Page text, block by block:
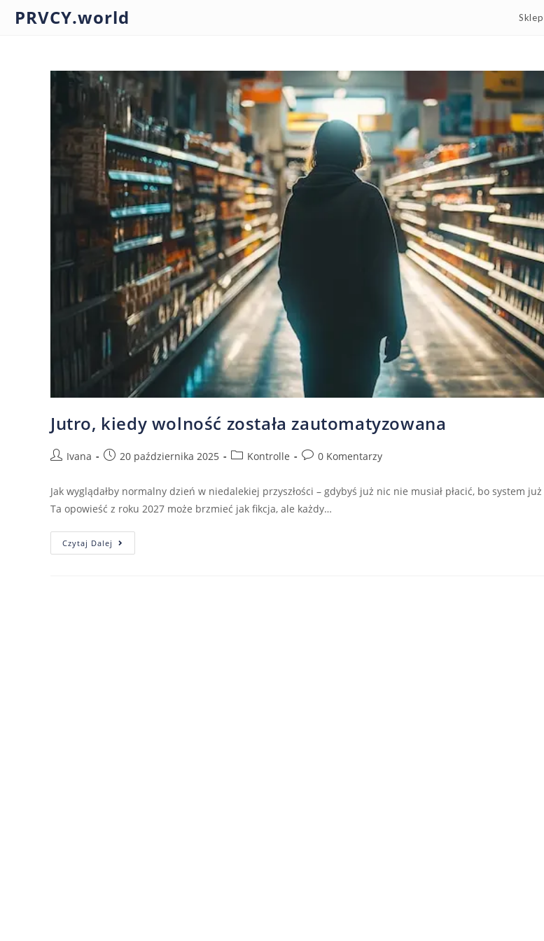
PRVCY.world Sklep
Jutro, kiedy wolność została zautomatyzowana
Ivana 20 października 2025 Kontrolle 0 Komentarzy
Jak wyglądałby normalny dzień w niedalekiej przyszłości – gdybyś już nic nie musiał płacić, bo system już
Ta opowieść z roku 2027 może brzmieć jak fikcja, ale każdy…
Czytaj Dalej